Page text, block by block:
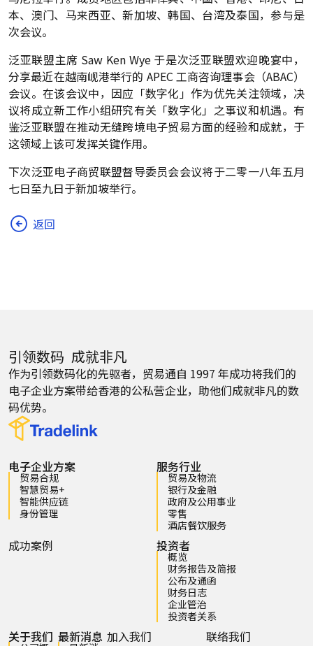
本、澳门、马来西亚、新加坡、韩国、台湾及泰国，参与是
次会议。
泛亚联盟主席 Saw Ken Wye 于是次泛亚联盟欢迎晚宴中，
分享最近在越南岘港举行的 APEC 工商咨询理事会（ABAC）
会议。在该会议中，因应「数字化」作为优先关注领域，决
议将成立新工作小组研究有关「数字化」之事议和机遇。有
鉴泛亚联盟在推动无缝跨境电子贸易方面的经验和成就，于
这领域上该可发挥关键作用。
下次泛亚电子商贸联盟督导委员会会议将于二零一八年五月
七日至九日于新加坡举行。
返回
引领数码 成就非凡
作为引领数码化的先驱者，贸易通自 1997 年成功将我们的
电子企业方案带给香港的公私营企业，助他们成就非凡的数
码优势。
电子企业方案
贸易合规
智慧贸易+
智能供应链
身份管理
服务行业
贸易及物流
银行及金融
政府及公用事业
零售
酒店餐饮服务
成功案例 投资者
概览
财务报告及简报
公布及通函
财务日志
企业管治
投资者关系
关于我们 最新消息 加入我们 联络我们